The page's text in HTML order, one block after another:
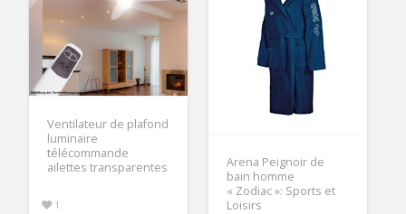
Ventilateur de plafond
luminaire
télécommande
ailettes transparentes
1
Arena Peignoir de
bain homme
« Zodiac »: Sports et
Loisirs